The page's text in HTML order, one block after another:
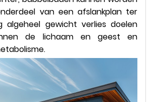
van een afslankplan ter
algeheel gewicht verlies doelen
de lichaam en geest en